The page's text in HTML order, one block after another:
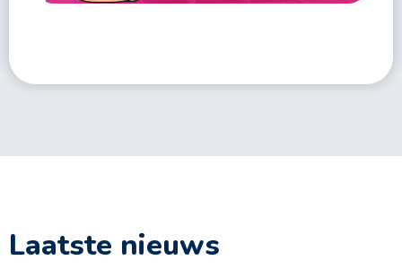
Laatste nieuws